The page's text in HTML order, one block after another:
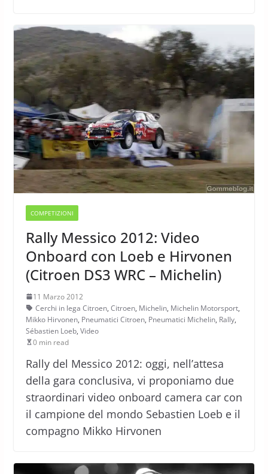
COMPETIZIONI
Rally Messico 2012: Video
Onboard con Loeb e Hirvonen
(Citroen DS3 WRC – Michelin)
11 Marzo 2012
Cerchi in lega Citroen, Citroen, Michelin, Michelin Motorsport,
Mikko Hirvonen, Pneumatici Citroen, Pneumatici Michelin, Rally,
Sébastien Loeb, Video
0 min read
Rally del Messico 2012: oggi, nell’attesa
della gara conclusiva, vi proponiamo due
straordinari video onboard camera car con
il campione del mondo Sebastien Loeb e il
compagno Mikko Hirvonen